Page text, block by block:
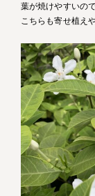
葉が焼けやすいの
こちらも寄せ植え